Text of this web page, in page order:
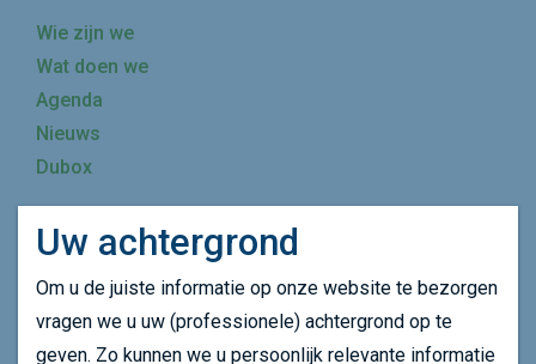
Wie zijn we
Wat doen we
Agenda
Nieuws
Dubox
Mijn achtergrond wijzigen
SCHRIJF JE IN OP ONZE NIEUWSBRIEF
SCHRIJF JE IN
Uw achtergrond
Om u de juiste informatie op onze website te bezorgen
vragen we u uw (professionele) achtergrond op te
geven. Zo kunnen we u persoonlijk relevante informatie